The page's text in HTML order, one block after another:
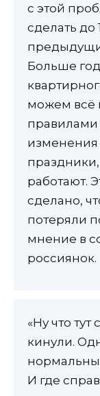
с этой
сделать до
Больше
можем всё
правилами
работают.
сделано,
потеряли
мнение в
россиянок.
«Ну что
кинули.
И где